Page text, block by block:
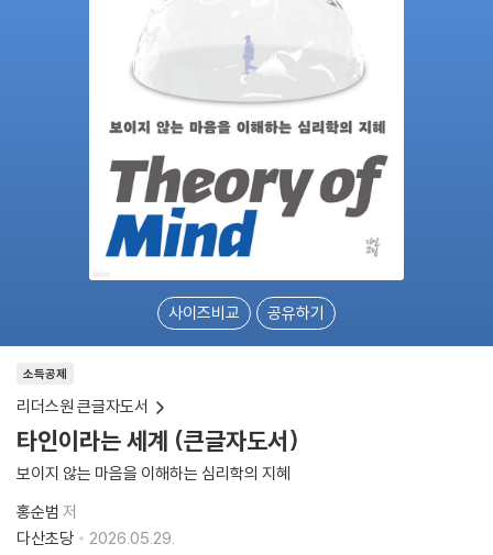
사이즈비교 공유하기
소득공제
리더스원 큰글자도서
타인이라는 세계 (큰글자도서)
보이지 않는 마음을 이해하는 심리학의 지혜
홍순범 저
다산초당
2026.05.29.